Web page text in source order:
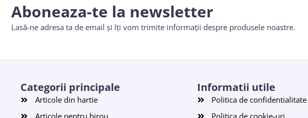
Aboneaza-te la newsletter
Lasă-ne adresa ta de email și îți vom trimite informații despre produsele noastre.
Categorii principale
Articole din hartie
Informatii utile
Politica de confidentialitate